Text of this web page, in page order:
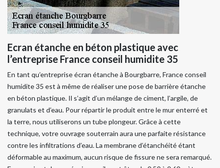
Ecran étanche en béton plastique avec
l’entreprise France conseil humidite 35
En tant qu’entreprise écran étanche à Bourgbarre, France conseil
humidite 35 est à même de réaliser une pose de barrière étanche
en béton plastique. Il s’agit d’un mélange de ciment, l’argile, de
granulats et d’eau. Pour répartir le produit entre le mur enterré et
la terre, nous utiliserons un tube plongeur. Grâce à cette
technique, votre ouvrage souterrain aura une parfaite résistance
contre les infiltrations d’eau. La membrane d’étanchéité étant
déformable au maximum, aucun risque de fissure ne sera remarqué.